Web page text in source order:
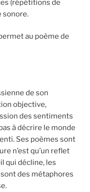
(répétitions de
sonore.
au poème de
de son
objective,
des sentiments
à décrire le monde
Ses poèmes sont
n’est qu’un reflet
qui décline, les
des métaphores